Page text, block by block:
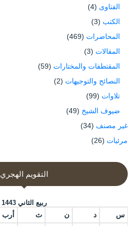
الفتاوى (4)
الكتب (3)
المحاضرات (469)
المقالات (3)
المقتطفات والمختارات (59)
النصائح والتوجيهات (2)
تلاوات (99)
ضيوف الشيخ (49)
غير مصنف (34)
مرئيات (26)
التقويم الهجري
ربيع الثاني 1443
س د ن ث أرب